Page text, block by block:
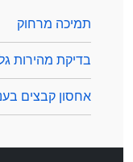
תמיכה מרחוק
בדיקת מהירות
אחסון קבצים